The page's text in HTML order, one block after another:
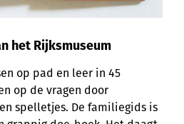
het Rijksmuseum
op pad en leer in 45
op de vragen door
spelletjes. De familiegids is